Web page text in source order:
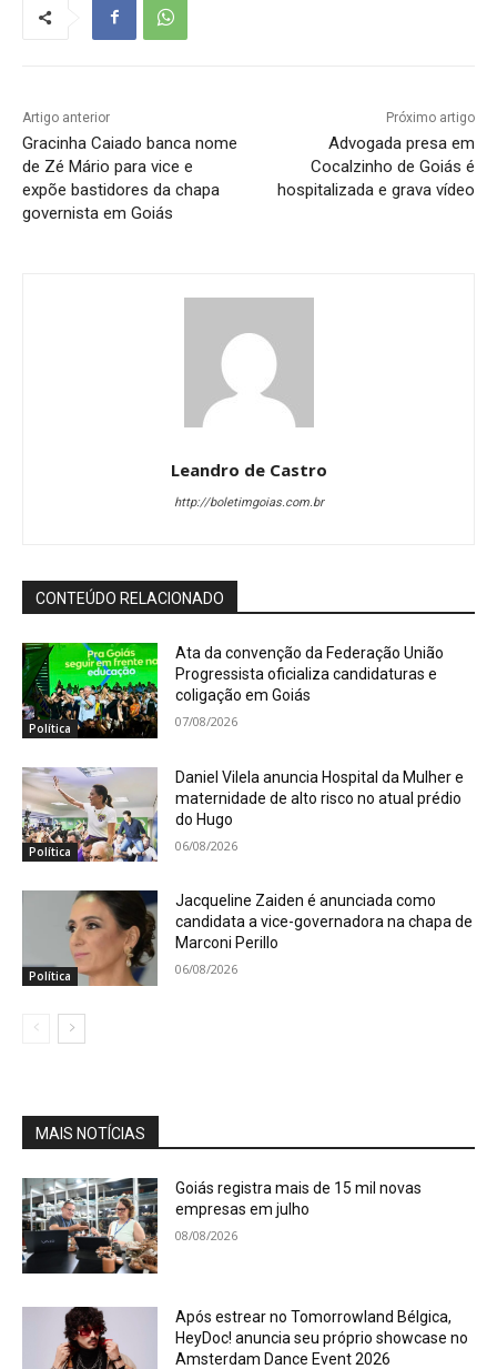
Artigo anterior
Gracinha Caiado banca nome
de Zé Mário para vice e
expõe bastidores da chapa
governista em Goiás
Próximo artigo
Advogada presa em
Cocalzinho de Goiás é
hospitalizada e grava vídeo
Leandro de Castro
http://boletimgoias.com.br
CONTEÚDO RELACIONADO
Política
Ata da convenção da Federação União
Progressista oficializa candidaturas e
coligação em Goiás
07/08/2026
Política
Daniel Vilela anuncia Hospital da Mulher e
maternidade de alto risco no atual prédio
do Hugo
06/08/2026
Política
Jacqueline Zaiden é anunciada como
candidata a vice-governadora na chapa de
Marconi Perillo
06/08/2026
MAIS NOTÍCIAS
Goiás registra mais de 15 mil novas
empresas em julho
08/08/2026
Após estrear no Tomorrowland Bélgica,
HeyDoc! anuncia seu próprio showcase no
Amsterdam Dance Event 2026